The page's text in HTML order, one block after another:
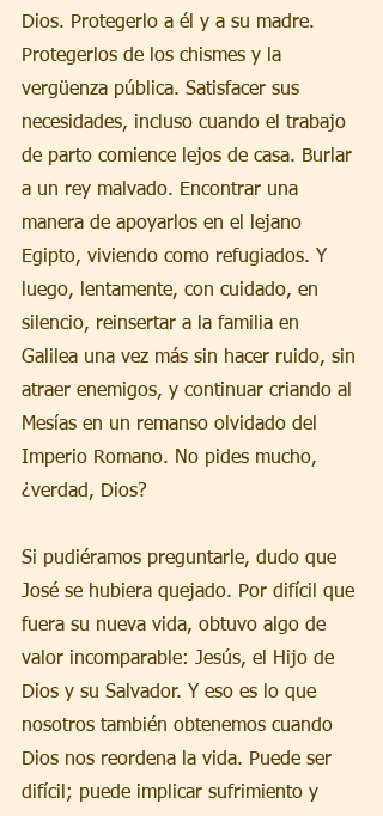
Dios. Protegerlo a él y a su madre.
Protegerlos de los chismes y la
vergüenza pública. Satisfacer sus
necesidades, incluso cuando el trabajo
de parto comience lejos de casa. Burlar
a un rey malvado. Encontrar una
manera de apoyarlos en el lejano
Egipto, viviendo como refugiados. Y
luego, lentamente, con cuidado, en
silencio, reinsertar a la familia en
Galilea una vez más sin hacer ruido, sin
atraer enemigos, y continuar criando al
Mesías en un remanso olvidado del
Imperio Romano. No pides mucho,
¿verdad, Dios?
Si pudiéramos preguntarle, dudo que
José se hubiera quejado. Por difícil que
fuera su nueva vida, obtuvo algo de
valor incomparable: Jesús, el Hijo de
Dios y su Salvador. Y eso es lo que
nosotros también obtenemos cuando
Dios nos reordena la vida. Puede ser
difícil; puede implicar sufrimiento y